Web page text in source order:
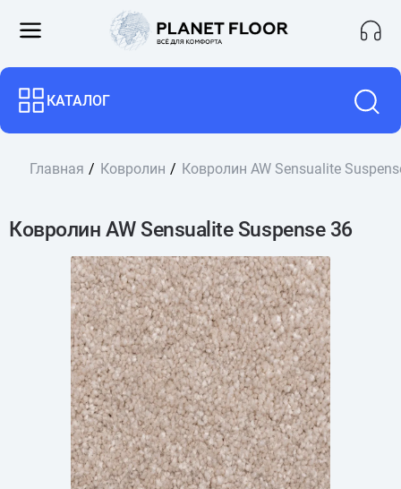
КАТАЛОГ
Главная Ковролин Ковролин AW Sensualite
Ковролин AW Sensualite Suspense 36